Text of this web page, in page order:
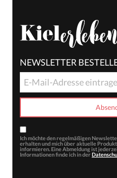
NEWSLETTER
Ich möchte den regelmäßigen
erhalten und mich über aktuelle
informieren. Eine Abmeldung ist
Informationen finde ich in der